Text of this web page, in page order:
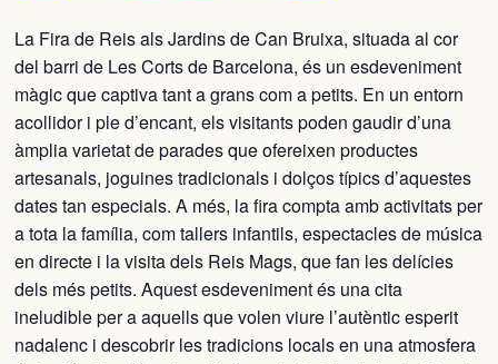
La Fira de Reis als Jardins de Can Bruixa, situada al cor
del barri de Les Corts de Barcelona, és un esdeveniment
màgic que captiva tant a grans com a petits. En un entorn
acollidor i ple d’encant, els visitants poden gaudir d’una
àmplia varietat de parades que ofereixen productes
artesanals, joguines tradicionals i dolços típics d’aquestes
dates tan especials. A més, la fira compta amb activitats per
a tota la família, com tallers infantils, espectacles de música
en directe i la visita dels Reis Mags, que fan les delícies
dels més petits. Aquest esdeveniment és una cita
ineludible per a aquells que volen viure l’autèntic esperit
nadalenc i descobrir les tradicions locals en una atmosfera